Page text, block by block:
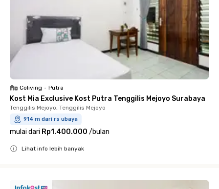
Coliving • Putra
Kost Mia Exclusive Kost Putra Tenggilis Mejoyo Surabaya
Tenggilis Mejoyo, Tenggilis Mejoyo
914 m dari rs ubaya
mulai dari Rp1.400.000 /bulan
Lihat info lebih banyak